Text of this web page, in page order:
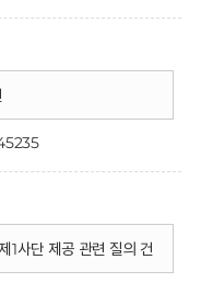
1사단 제공 관련 질의 건